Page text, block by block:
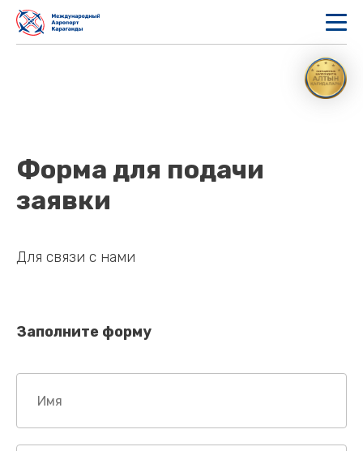
Форма для подачи
заявки
Для связи с нами
Заполните форму